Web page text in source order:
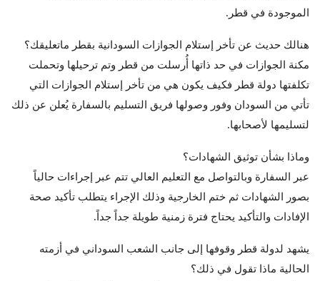
الموجودة في قطر.
هنالك حديث عن تأخر إستلام الجوازات السودانية بقطر ماتعليقك؟
مكنة الجوازات في حد ذاتها أُرسلت من قطر وتم ترحيلها وتحملت
تكلفتها دولة قطر فكيف يكون هي من تأخر إستلام الجوازات التي
تأتي من السودان وفور وصولها فريق التسليم بالسفارة يُعلن عن ذلك
لتسليمها لأصحابها.
وماذا بشأن توثيق الشهادات؟
عبر السفارة وبالتواصل مع التعليم العالي تتم عبر إجراءات حالياً
بصور الشهادات ثم ختم الخارجية وذلك الإجراء يتطلب تأكيد صحة
الإفادات والتأكيد يحتاج فترة زمنية طويلة جداً جداً.
يشهد لدولة قطر وقوفها إلى جانب الشعب السوداني في أزمته
الحالية ماذا تقول في ذلك؟